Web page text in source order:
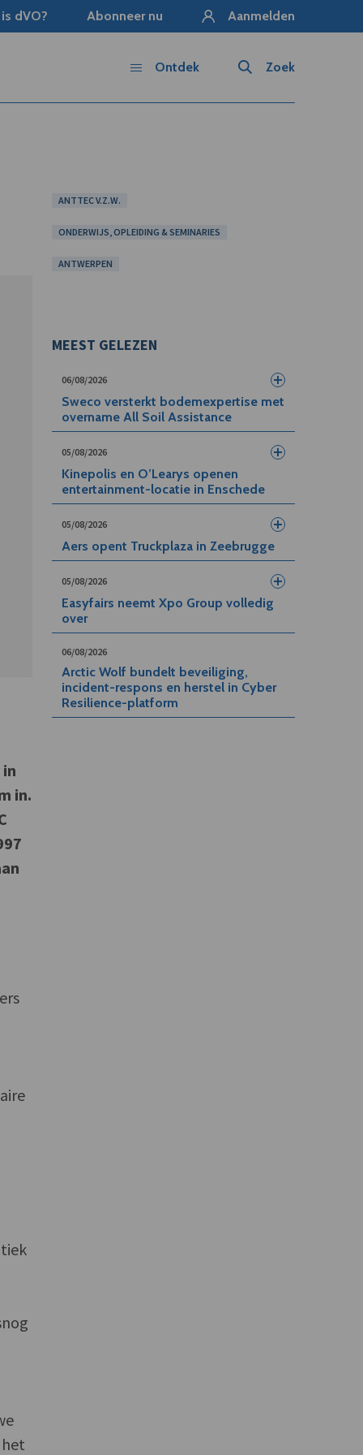
dVO? Abonneer nu Aanmelden
Zoek
Ontdek
in.
ANTTEC V.Z.W.
ONDERWIJS, OPLEIDING & SEMINARIES
ANTWERPEN
MEEST GELEZEN
06/08/2026
Sweco versterkt bodemexpertise met
overname All Soil Assistance
05/08/2026
Kinepolis en O’Learys openen
entertainment-locatie in Enschede
05/08/2026
Aers opent Truckplaza in Zeebrugge
05/08/2026
Easyfairs neemt Xpo Group volledig
over
06/08/2026
Arctic Wolf bundelt beveiliging,
incident-respons en herstel in Cyber
Resilience-platform